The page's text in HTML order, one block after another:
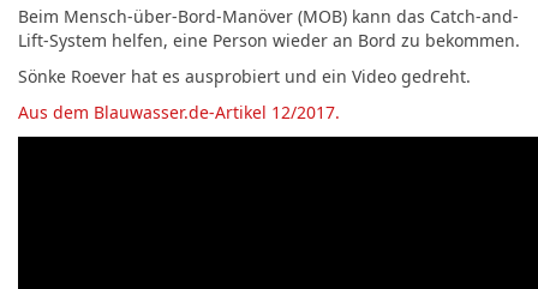
Beim Mensch-über-Bord-Manöver (MOB) kann das Catch-and-
Lift-System helfen, eine Person wieder an Bord zu bekommen.
Sönke Roever hat es ausprobiert und ein Video gedreht.
Aus dem Blauwasser.de-Artikel 12/2017.